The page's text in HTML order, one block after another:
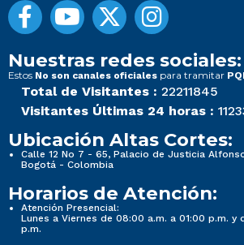
Nuestras redes sociales:
Estos No son canales oficiales para tramitar
Total de Visitantes : 22211845
Visitantes Últimas 24 horas :
Ubicación Altas Cortes:
Calle 12 No 7 - 65, Palacio de Justicia
Bogotá - Colombia
Horarios de Atención:
Atención Presencial:
Lunes a Viernes de 08:00 a.m. a 01:00 p.m. y
p.m.